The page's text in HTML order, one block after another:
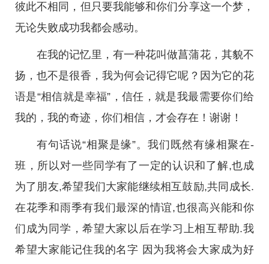
彼此不相同，但只要我能够和你们分享这一个梦，
无论失败成功我都会感动。
在我的记忆里，有一种花叫做菖蒲花，其貌不
扬，也不是很香，我为何会记得它呢？因为它的花
语是“相信就是幸福”，信任，就是我最需要你们给
我的，我的奇迹，你们相信，才会存在！谢谢！
有句话说“相聚是缘”。我们既然有缘相聚在-
班，所以对一些同学有了一定的认识和了解,也成
为了朋友,希望我们大家能继续相互鼓励,共同成长.
在花季和雨季有我们最深的情谊,也很高兴能和你
们成为同学，希望大家以后在学习上相互帮助.我
希望大家能记住我的名字 因为我将会大家成为好